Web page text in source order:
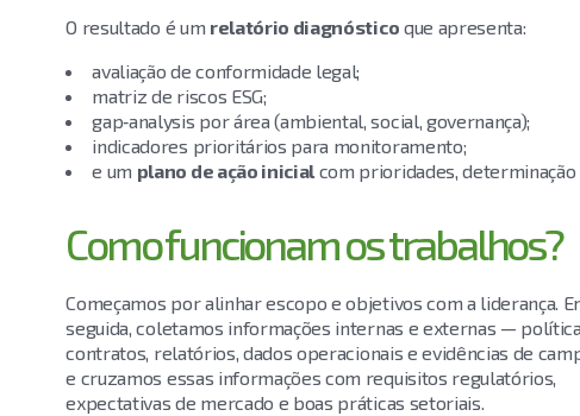
O resultado é um relatório diagnóstico que apresenta:
avaliação de conformidade legal;
matriz de riscos ESG;
gap‑analysis por área (ambiental, social, governança);
indicadores prioritários para monitoramento;
e um plano de ação inicial com prioridades,
Como funcionam os trabalhos?
Começamos por alinhar escopo e objetivos com a liderança.
seguida, coletamos informações internas e externas —
contratos, relatórios, dados operacionais e evidências de
e cruzamos essas informações com requisitos regulatórios,
expectativas de mercado e boas práticas setoriais.